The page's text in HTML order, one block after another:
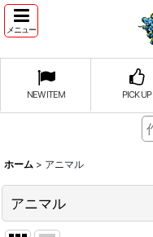
メニュー
NEW ITEM PICK UP
ホーム > アニマル
アニマル